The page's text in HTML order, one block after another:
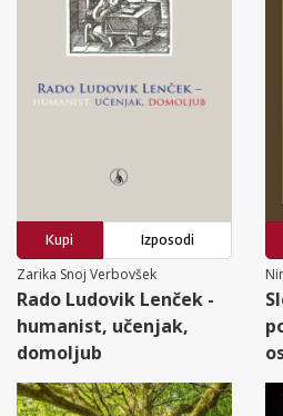
Kupi
Izposodi
Zarika Snoj Verbovšek
Rado Ludovik Lenček -
humanist, učenjak,
domoljub